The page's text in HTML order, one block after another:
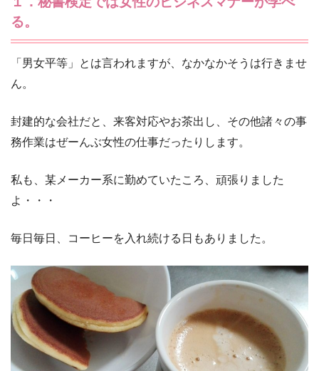
る。
「男女平等」とは言われますが、なかなかそうは行きませ
ん。
封建的な会社だと、来客対応やお茶出し、その他諸々の事
務作業はぜーんぶ女性の仕事だったりします。
私も、某メーカー系に勤めていたころ、頑張りました
よ・・・
毎日毎日、コーヒーを入れ続ける日もありました。